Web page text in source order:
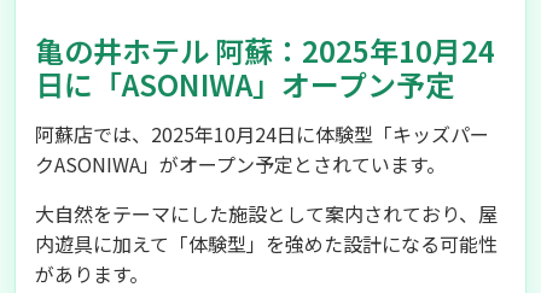
亀の井ホテル 阿蘇：2025年10月24
日に「ASONIWA」オープン予定
阿蘇店では、2025年10月24日に体験型「キッズパー
クASONIWA」がオープン予定とされています。
大自然をテーマにした施設として案内されており、屋
内遊具に加えて「体験型」を強めた設計になる可能性
があります。